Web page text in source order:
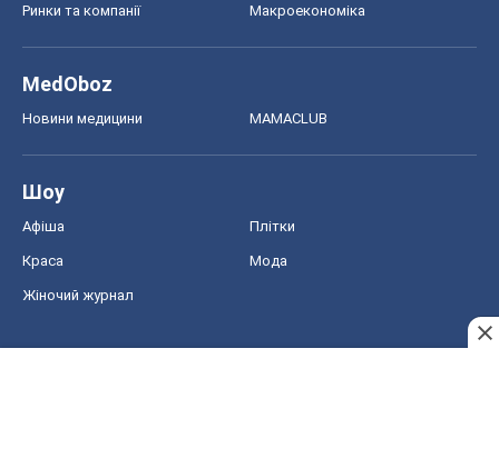
Ринки та компанії Макроекономіка
MedOboz
Новини медицини MAMACLUB
Шоу
Афіша Плітки
Краса Мода
Жіночий журнал